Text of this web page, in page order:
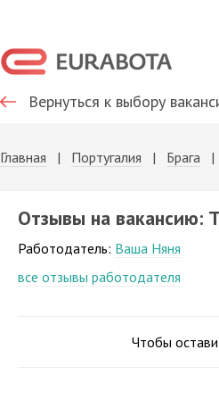
Вернуться к выбору
Главная | Португалия | Брага |
Отзывы на вакансию:
Работодатель: Ваша Няня
все отзывы работодателя
Чтобы